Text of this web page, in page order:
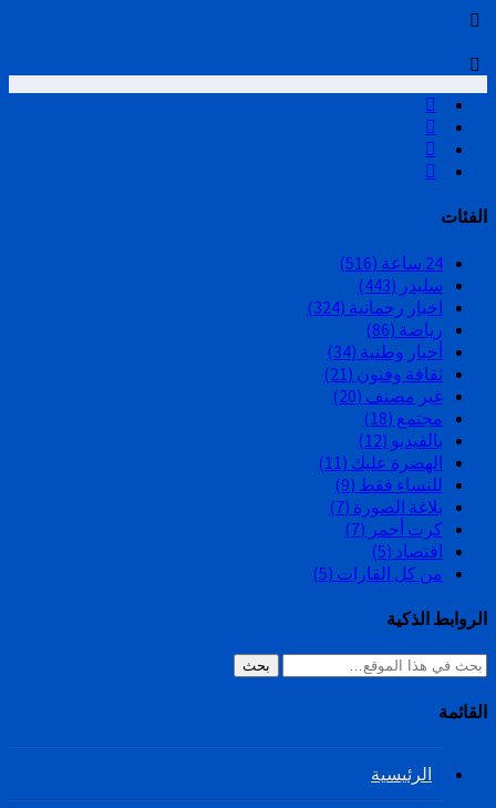
الفئات
24 ساعة
(516)
سليدر (443)
اخبار رحمانية (324)
رياضة (86)
أخبار وطنية (34)
ثقافة وفنون (21)
غير مصنف (20)
مجتمع (18)
بالفيديو (12)
الهضرة عليك (11)
للنساء فقط (9)
بلاغة الصورة (7)
كرت أحمر (7)
اقتصاد (5)
من كل القارات (5)
الروابط الذكية
بحث
القائمة
الرئيسية